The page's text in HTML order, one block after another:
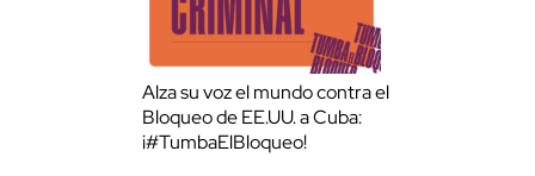
Alza su voz el mundo contra el
Bloqueo de EE.UU. a Cuba:
¡#TumbaElBloqueo!